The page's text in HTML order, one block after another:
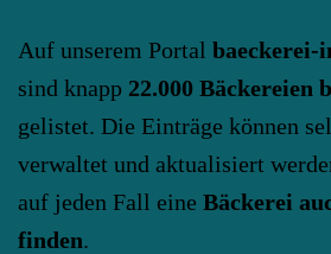
Auf unserem Portal baeckerei-
sind knapp 22.000 Bäckereien
gelistet. Die Einträge können
verwaltet und aktualisiert
auf jeden Fall eine Bäckerei
finden.